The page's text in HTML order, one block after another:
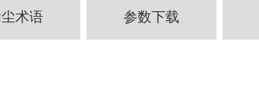
术语 参数下载